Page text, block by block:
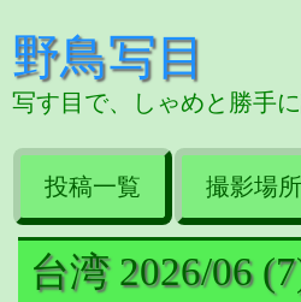
野鳥写目
写す目で、しゃめと勝手に
投稿一覧 撮影場所
台湾 2026/06